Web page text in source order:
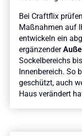
Bei Craftflix
Maßnahmen auf
entwickeln ein
ergänzender
Sockelbereichs
Innenbereich. So
geschützt, auch
Haus verändert